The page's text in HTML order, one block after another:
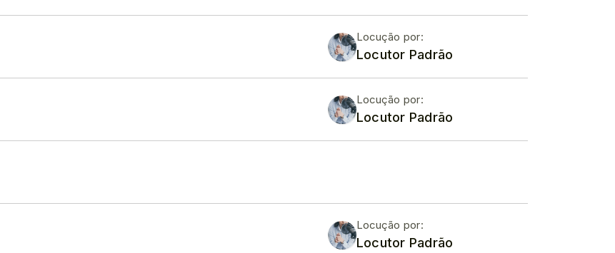
Locução por:
Locutor Padrão
Locução por:
Locutor Padrão
Locução por:
Locutor Padrão